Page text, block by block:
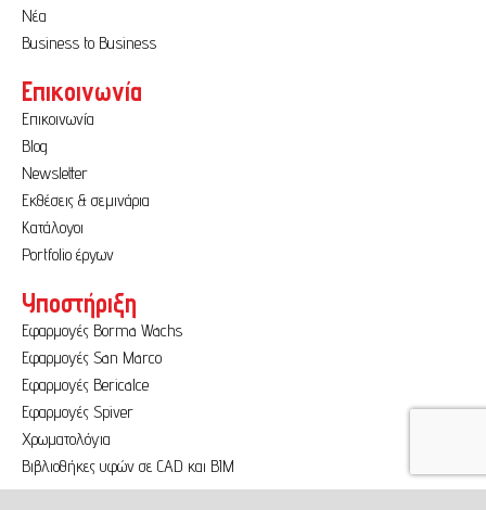
Νέα
Business to Business
Επικοινωνία
Επικοινωνία
Blog
Newsletter
Εκθέσεις & σεμινάρια
Κατάλογοι
Portfolio έργων
Υποστήριξη
Εφαρμογές Borma Wachs
Εφαρμογές San Marco
Εφαρμογές Bericalce
Εφαρμογές Spiver
Χρωματολόγια
Βιβλιοθήκες υφών σε CAD και BIM